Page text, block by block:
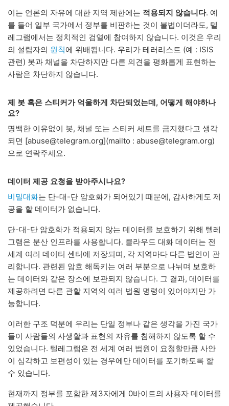
이는 언론의 자유에 대한 지역 제한에는 적용되지 않습니다. 예
를 들어 일부 국가에서 정부를 비판하는 것이 불법이더라도, 텔
레그램에서는 정치적인 검열에 참여하지 않습니다. 이것은 우리
의 설립자의 원칙에 위배됩니다. 우리가 테러리스트 (예 : ISIS
관련) 봇과 채널을 차단하지만 다른 의견을 평화롭게 표현하는
사람은 차단하지 않습니다.
제 봇 혹은 스티커가 억울하게 차단되었는데, 어떻게 해야하나
요?
명백한 이유없이 봇, 채널 또는 스티커 세트를 금지했다고 생각
되면 [abuse@telegram.org](mailto : abuse@telegram.org)
으로 연락주세요.
데이터 제공 요청을 받아주시나요?
비밀대화는 단-대-단 암호화가 되어있기 때문에, 감사하게도 제
공을 할 데이터가 없습니다.
단-대-단 암호화가 적용되지 않는 데이터를 보호하기 위해 텔레
그램은 분산 인프라를 사용합니다. 클라우드 대화 데이터는 전
세계 여러 데이터 센터에 저장되며, 각 지역마다 다른 법인이 관
리합니다. 관련된 암호 해독키는 여러 부분으로 나뉘며 보호하
는 데이터와 같은 장소에 보관되지 않습니다. 그 결과, 데이터를
제공하려면 다른 관할 지역의 여러 법원 명령이 있어야지만 가
능합니다.
이러한 구조 덕분에 우리는 단일 정부나 같은 생각을 가진 국가
들이 사람들의 사생활과 표현의 자유를 침해하지 않도록 할 수
있었습니다. 텔레그램은 전 세계 여러 법원이 요청할만큼 사안
이 심각하고 보편성이 있는 경우에만 데이터를 포기하도록 할
수 있습니다.
현재까지 정부를 포함한 제3자에게 0바이트의 사용자 데이터를